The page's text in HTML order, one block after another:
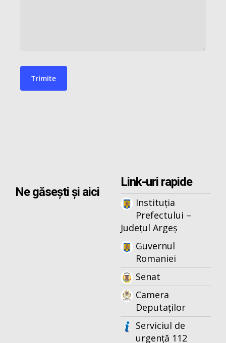
Ne găsești și aici
Link-uri rapide
Instituția
Prefectului –
Județul Argeș
Guvernul
Romaniei
Senat
Camera
Deputaților
Serviciul de
urgență 112